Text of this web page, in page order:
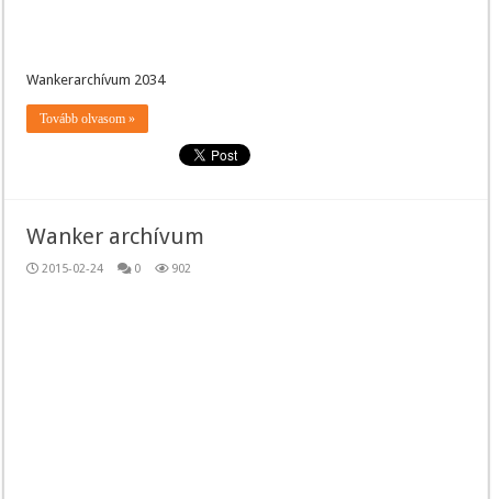
Wankerarchívum 2034
Tovább olvasom »
Wanker archívum
2015-02-24 0 902